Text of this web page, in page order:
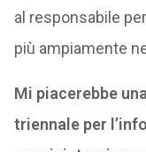
al responsabile
più ampiamente
Mi piacerebbe
triennale per